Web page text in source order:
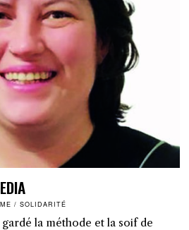
/ SOLIDARITÉ
la méthode et la soif de